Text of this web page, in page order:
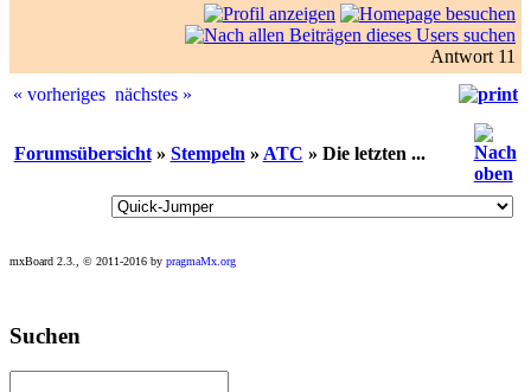
Antwort 11
« vorheriges nächstes »
Forumsübersicht» Stempeln » ATC » Die letzten ...
mxBoard 2.3., © 2011-2016 by pragmaMx.org
Play
best
casino
Suchen